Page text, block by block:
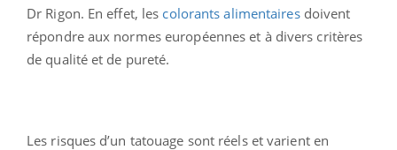
Dr Rigon. En effet, les colorants alimentairesdoivent
répondre aux normes européennes et à divers critères
de qualité et de pureté.
Les risques d’un tatouage sont réels et varient en